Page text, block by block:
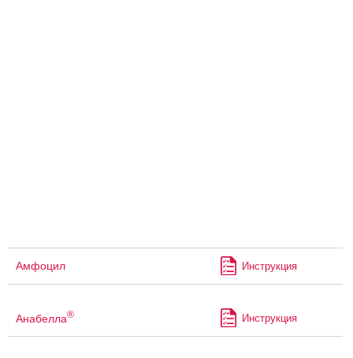
Амфоцил Инструкция
Анабелла® Инструкция